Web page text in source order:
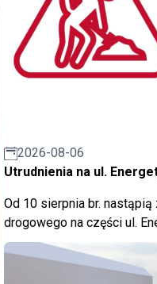
2026-08-06
Utrudnienia na ul.
Od 10 sierpnia br.
drogowego na części ul.